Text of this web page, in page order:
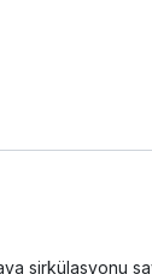
sirkülasyonu